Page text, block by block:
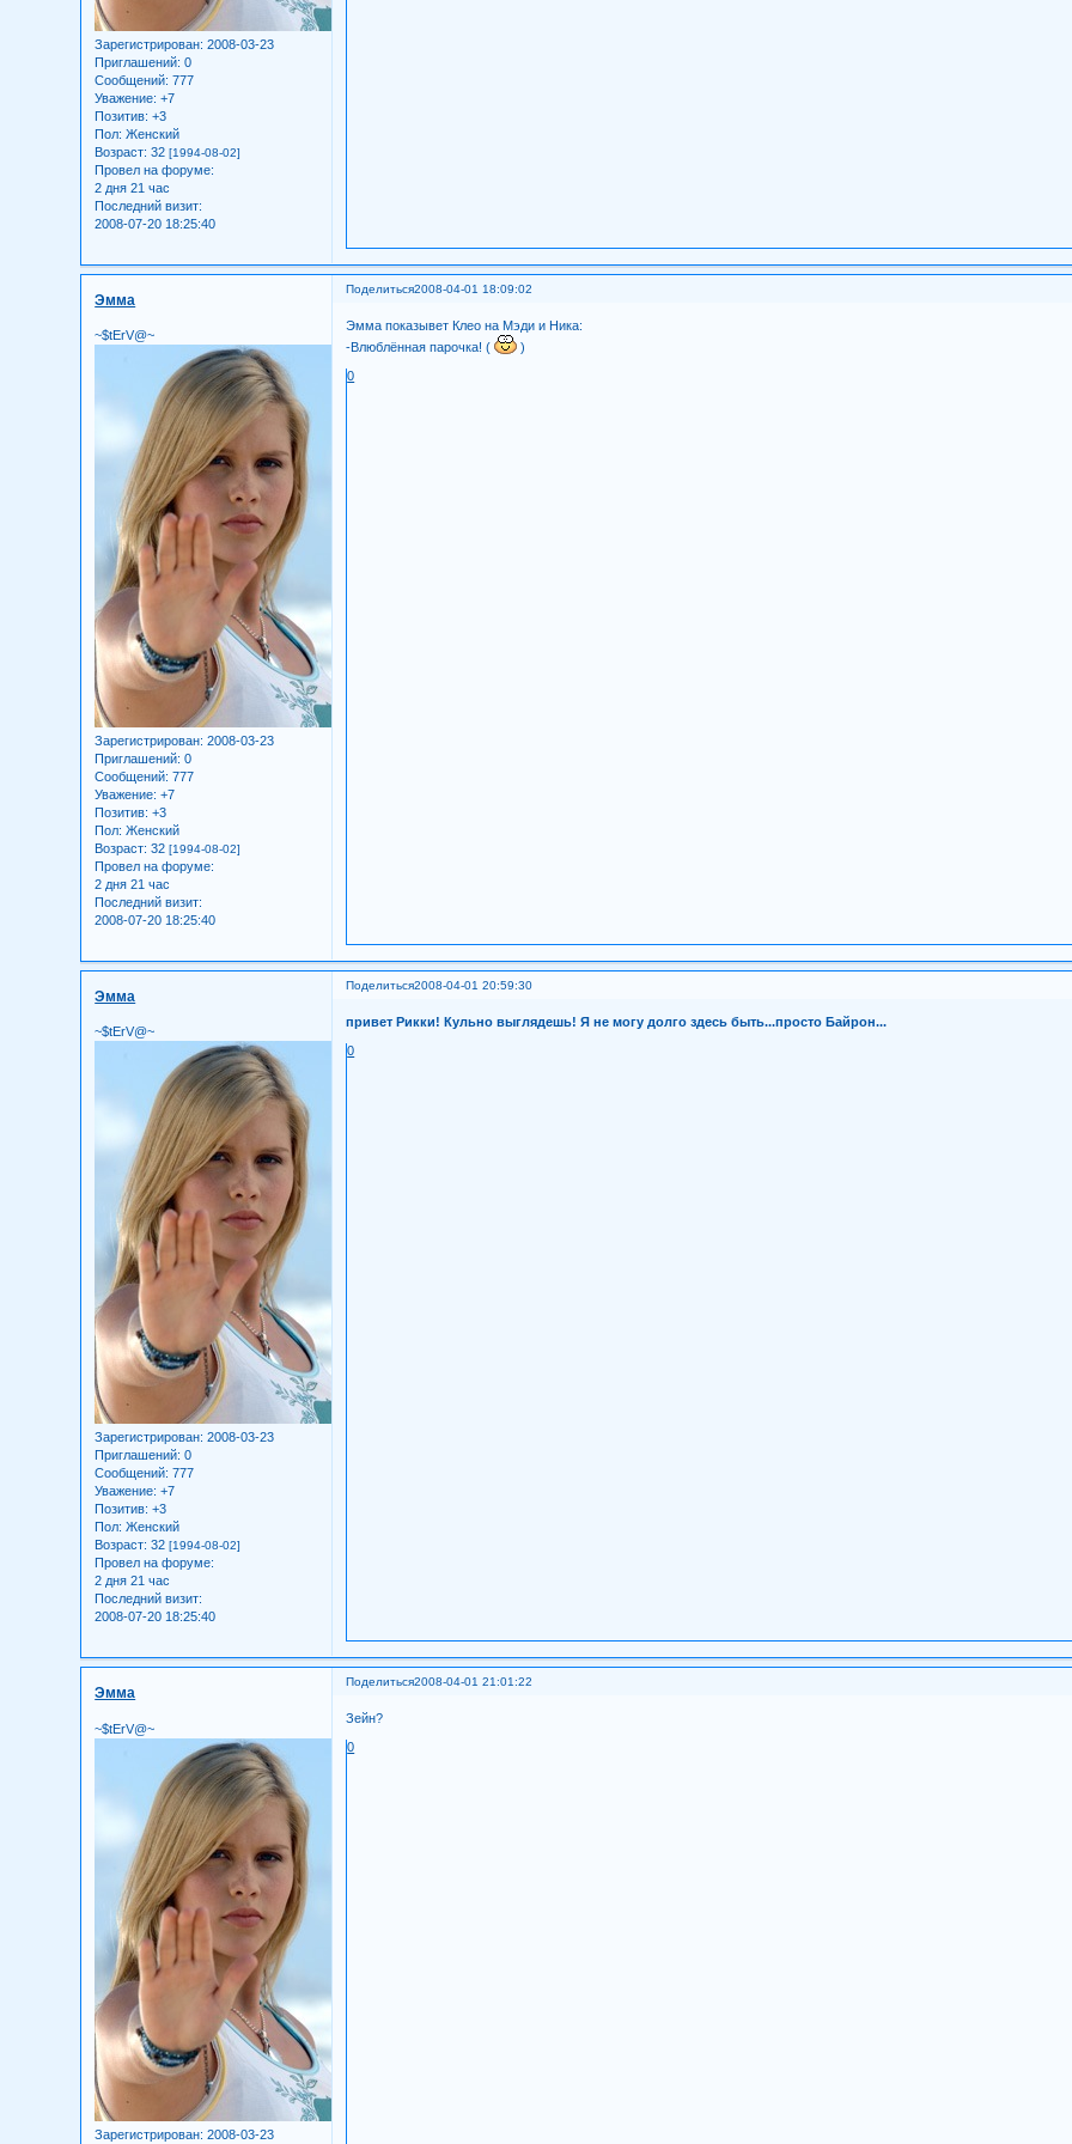
Зарегистрирован: 2008-03-23
Приглашений: 0
Сообщений: 777
Уважение: +7
Позитив: +3
Пол: Женский
Возраст: 32[1994-08-02]
Провел на форуме:
2 дня 21 час
Последний визит:
2008-07-20 18:25:40
Поделиться2008-04-01 18:09:02
Эмма
~$tErV@~
Зарегистрирован: 2008-03-23
Приглашений: 0
Сообщений: 777
Уважение: +7
Позитив: +3
Пол: Женский
Возраст: 32[1994-08-02]
Провел на форуме:
2 дня 21 час
Последний визит:
2008-07-20 18:25:40
Эмма показывет Клео на Мэди и Ника:
-Влюблённая парочка! (
)
0
Поделиться2008-04-01 20:59:30
Эмма
~$tErV@~
Зарегистрирован: 2008-03-23
Приглашений: 0
Сообщений: 777
Уважение: +7
Позитив: +3
Пол: Женский
Возраст: 32[1994-08-02]
Провел на форуме:
2 дня 21 час
Последний визит:
2008-07-20 18:25:40
привет Рикки! Кульно выглядешь! Я не могу долго здесь быть...просто Байрон...
0
Поделиться2008-04-01 21:01:22
Эмма
~$tErV@~
Зарегистрирован: 2008-03-23
Зейн?
0